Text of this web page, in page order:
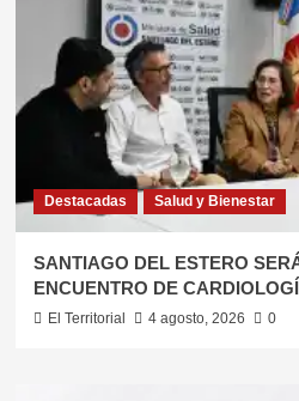
Destacadas Salud y Bienestar
SANTIAGO DEL ESTERO
ENCUENTRO DE
El Territorial 4 agosto, 2026 0